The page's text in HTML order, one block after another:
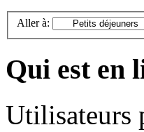
Aller à:
Qui est en
Utilisateurs